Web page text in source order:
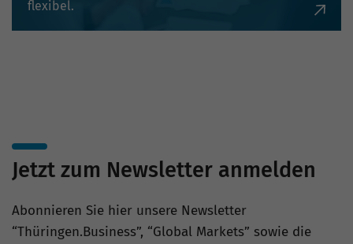
flexibel.
Jetzt zum Newsletter anmelden
Abonnieren Sie hier unsere Newsletter
“Thüringen.Business”, “Global Markets” sowie die